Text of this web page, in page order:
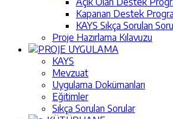
Kapanan Destek
KAYS Sıkça Sorulan
Proje Hazırlama Kılavuzu
PROJE UYGULAMA
KAYS
Mevzuat
Uygulama Dokümanları
Eğitimler
Sıkça Sorulan Sorular